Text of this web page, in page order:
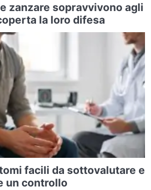
zanzare sopravvivono agli
la loro difesa
facili da sottovalutare e
un controllo